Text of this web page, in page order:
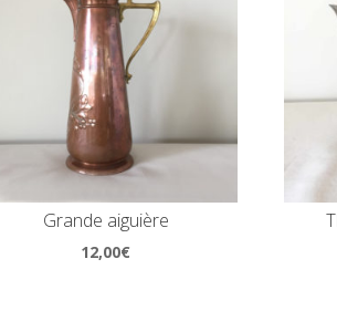
Grande aiguière
12,00€